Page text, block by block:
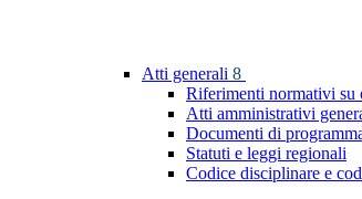
Atti generali 8
Riferimenti normativi su
Atti amministrativi
Documenti di
Statuti e leggi regionali
Codice disciplinare e